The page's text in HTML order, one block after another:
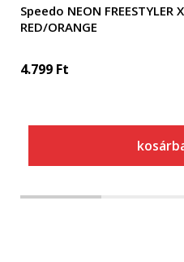
Speedo NEON FREESTYLER
RED/ORANGE
4.799 Ft